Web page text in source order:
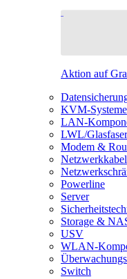
Aktion auf
KVM-Systeme
LAN-
LWL/Glasfaser
Modem &
Netzwerkkabel
Powerline
Server
Storage &
USV
WLAN-
Switch